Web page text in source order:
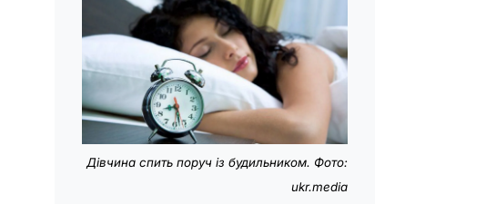
Дівчина спить поруч із будильником. Фото:
ukr.media